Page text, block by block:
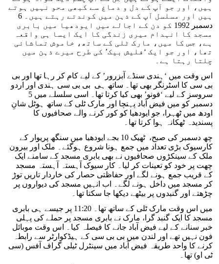
ہیں، اور جو آپ کے دل و دماغ سے کبھی محو نہیں ہوتے
ہیں اور مسلسل آپ کے ذہن میں کوندتے رہتے ہیں۔ 6
دسمبر 1992 کو دن کے اجالے میں ایودھیا میں بابری
مسجد کا انہدام میری زندگی کا ایک ایسا ہی واقعہ
ہے، جس کا میں، مارک ٹلی کے ساتھ، خاموش تماشائی
تھا، اور جو ایک ‘فلیش بیک’ کی طرح میرے ذہن میں
چلتا رہتا ہے۔
اس وقت میں ‘ہندی سنڈے آبزرور’ کے لیے کام کر رہا تھا اور بی
بی سی کا اسٹرنگر بھی تھا۔ ساتھ ہی بی بی سی ہندی اور اردو
سروسز کے لیے ‘فونو’ بھی کیا کرتا تھا۔ اسی سلسلے میں 5
دسمبر کو میں فیض آباد پہنچا اور مارک ٹلی کے ساتھ ہوٹل شانِ
اودھ میں ٹھہرا، جو ایودھیا کو کور کرنے والے صحافیوں کا
پسندیدہ ٹھکانہ ہوا کرتا تھا۔
چھ دسمبر کی صبح، ٹھیک 10 بجے ایودھیا میں سنگھ پریوار کے
کارسیوک بڑی تعداد میں جمع ہونا شروع ہوگئے۔ ملک اور بیرون
ملک کے سینکڑوں صحافیوں نے بھی بابری مسجد کے سامنے ایک
چھت پر خود کو تعینات کر لیا۔ کار سیوک آہستہ آہستہ مسجد
کے قریب جمع ہونے لگے اور حفاظتی حصار کی خاردار تاریں توڑ
کر مسجد میں داخل ہونے لگے۔ اب انہیں مسجد کی دیواروں پر
چڑھتے اور گنبدوں پر بیٹھے دیکھا جا سکتا تھا۔
میں اس وقت مارک ٹلی کے ساتھ تھا۔ 11:20 پر جیسے ہی بابری
مسجد کا ایک گنبد گرا، مارک نے بابری مسجد پر حملے کی پہلی
خبر سنانے کے لیے فیض آباد جانے کا فیصلہ کیا۔ اس وقت موبائل
فون نہیں تھے اور لندن میں بی بی سی کے ہیڈکوارٹر سے رابطہ
کرنے کا واحد طریقہ فیض آباد میں سینٹرل ٹیلی گراف آفس (سی
ٹی او) تھا۔